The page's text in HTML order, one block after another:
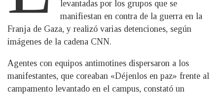
levantadas por los grupos que se
manifiestan en contra de la guerra en la
Franja de Gaza, y realizó varias detenciones, según
imágenes de la cadena CNN.
Agentes con equipos antimotines dispersaron a los
manifestantes, que coreaban «Déjenlos en paz» frente al
campamento levantado en el campus, constató un